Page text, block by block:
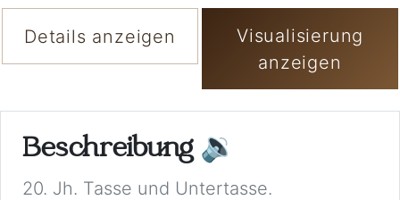
Details anzeigen
Visualisierung
anzeigen
Beschreibung 🔉
20. Jh. Tasse und Untertasse.